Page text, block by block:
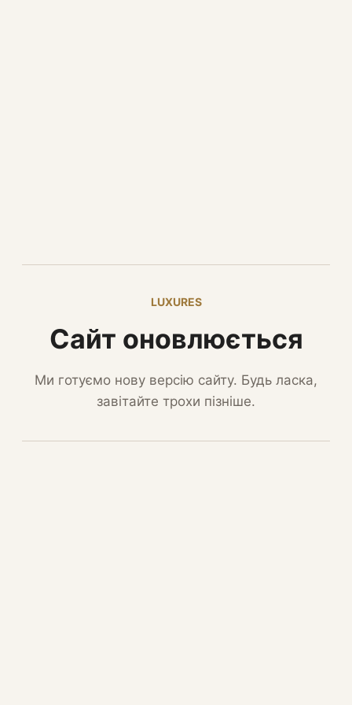
LUXURES
Сайт оновлюється
Ми готуємо нову версію сайту. Будь ласка,
завітайте трохи пізніше.